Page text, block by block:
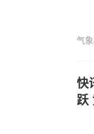
气
快
跃